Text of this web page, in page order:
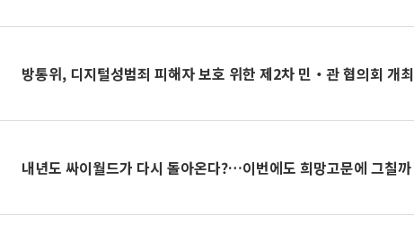
방통위, 디지털성범죄 피해자 보호 위한 제2차 민‧관 협의회 개최
내년도 싸이월드가 다시 돌아온다?…이번에도 희망고문에 그칠까